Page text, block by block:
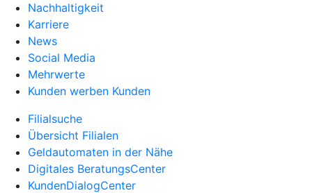
Nachhaltigkeit
Karriere
News
Social Media
Mehrwerte
Kunden werben Kunden
Filialsuche
Übersicht Filialen
Geldautomaten in der Nähe
Digitales BeratungsCenter
KundenDialogCenter